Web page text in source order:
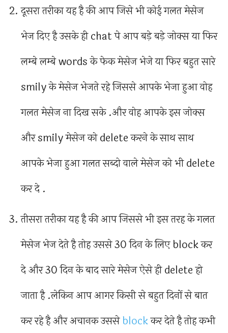
दूसरा तरीका यह है की आप जिसे भी कोई गलत मेसेज
भेज दिए है उसके ही chat पे आप बड़े बड़े जोक्स या फिर
लम्बे लम्बे words के फेक मेसेज भेजे या फिर बहुत सारे
smily के मेसेज भेजते रहे जिससे आपके भेजा हुआ वोह
गलत मेसेज ना दिख सके .और वोह आपके इस जोक्स
और smily मेसेज को delete करने के साथ साथ
आपके भेजा हुआ गलत सब्दो वाले मेसेज को भी delete
कर दे .
तीसरा तरीका यह है की आप जिससे भी इस तरह के गलत
मेसेज भेज देते है तोह उससे 30 दिन के लिए block कर
दे और 30 दिन के बाद सारे मेसेज ऐसे ही delete हो
जाता है .लेकिन आप आगर किसी से बहुत दिनों से बात
कर रहे है और अचानक उससेblockकर देते है तोह कभी